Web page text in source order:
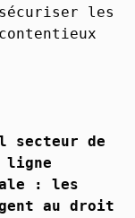
les
secteur de
ligne
: les
au droit